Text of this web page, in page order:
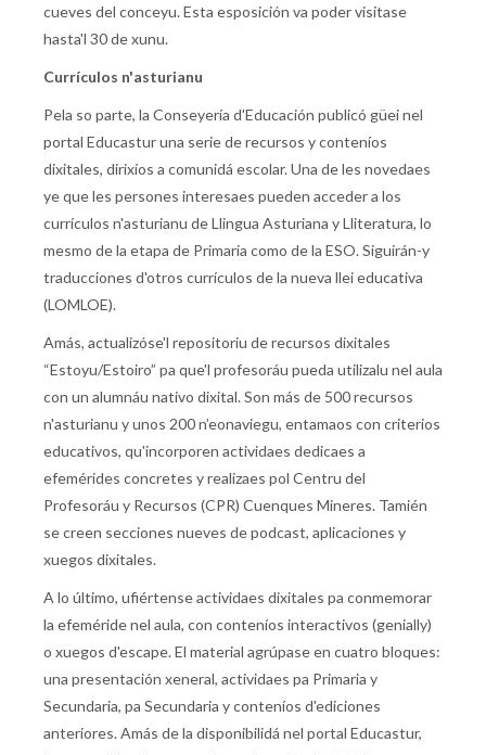
cueves del conceyu. Esta esposición va poder visitase
hasta'l 30 de xunu.
Currículos n'asturianu
Pela so parte, la Conseyería d'Educación publicó güei nel
portal Educastur una serie de recursos y conteníos
dixitales, dirixíos a comunidá escolar. Una de les novedaes
ye que les persones interesaes pueden acceder a los
currículos n'asturianu de Llingua Asturiana y Lliteratura, lo
mesmo de la etapa de Primaria como de la ESO. Siguirán-y
traducciones d'otros currículos de la nueva llei educativa
(LOMLOE).
Amás, actualizóse'l repositoriu de recursos dixitales
“Estoyu/Estoiro” pa que'l profesoráu pueda utilizalu nel aula
con un alumnáu nativo dixital. Son más de 500 recursos
n'asturianu y unos 200 n’eonaviegu, entamaos con criterios
educativos, qu'incorporen actividaes dedicaes a
efemérides concretes y realizaes pol Centru del
Profesoráu y Recursos (CPR) Cuenques Mineres. Tamién
se creen secciones nueves de podcast, aplicaciones y
xuegos dixitales.
A lo último, ufiértense actividaes dixitales pa conmemorar
la efeméride nel aula, con conteníos interactivos (genially)
o xuegos d'escape. El material agrúpase en cuatro bloques:
una presentación xeneral, actividaes pa Primaria y
Secundaria, pa Secundaria y conteníos d'ediciones
anteriores. Amás de la disponibilidá nel portal Educastur,